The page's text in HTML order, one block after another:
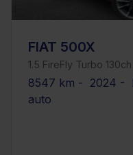
FIAT 500X
1.5 FireFly Turbo
8547 km - 2024 -
auto